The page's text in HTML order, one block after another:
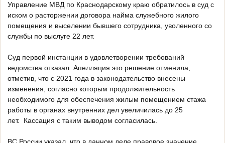
Управление МВД по Краснодарскому краю обратилось в суд с
иском о расторжении договора найма служебного жилого
помещения и выселении бывшего сотрудника, уволенного со
службы по выслуге 22 лет.
Суд первой инстанции в удовлетворении требований
ведомства отказал. Апелляция это решение отменила,
отметив, что с 2021 года в законодательство внесены
изменения, согласно которым продолжительность
необходимого для обеспечения жилым помещением стажа
работы в органах внутренних дел увеличилась до 25
лет. Кассация с таким выводом согласилась.